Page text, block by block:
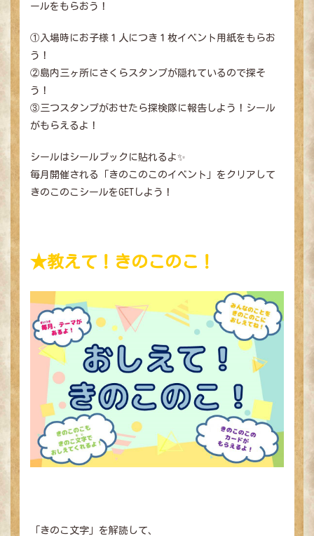
ールをもらおう！
①入場時にお子様１人につき１枚イベント用紙をもらお
う！
②島内三ヶ所にさくらスタンプが隠れているので探そ
う！
③三つスタンプがおせたら探検隊に報告しよう！シール
がもらえるよ！
シールはシールブックに貼れるよ✨
毎月開催される「きのこのこのイベント」をクリアして
きのこのこシールをGETしよう！
★教えて！きのこのこ！
「きのこ文字」を解読して、